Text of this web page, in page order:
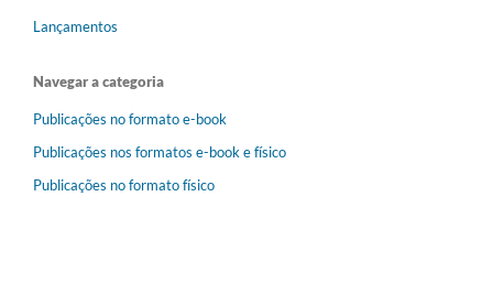
Lançamentos
Navegar a categoria
Publicações no formato e-book
Publicações nos formatos e-book e físico
Publicações no formato físico